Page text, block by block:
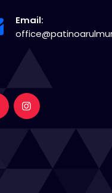
Email: